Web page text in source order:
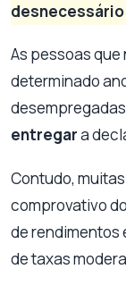
desnecessário
As pessoas
determinado
entregara
Contudo,
comprovativo
de rendimentos
de taxas